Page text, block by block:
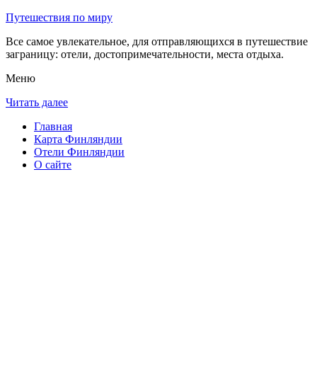
Путешествия по миру
Все самое увлекательное, для отправляющихся в путешествие
заграницу: отели, достопримечательности, места отдыха.
Меню
Читать далее
Главная
Карта Финляндии
Отели Финляндии
О сайте